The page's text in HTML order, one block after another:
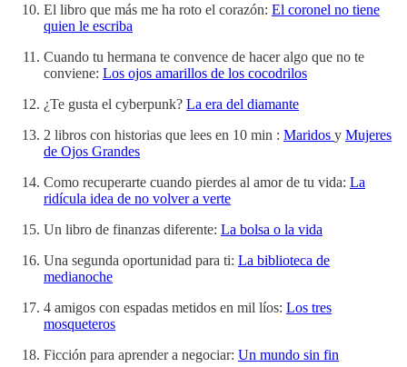
El libro que más me ha roto el corazón: El coronel no tiene
quien le escriba
Cuando tu hermana te convence de hacer algo que no te
conviene: Los ojos amarillos de los cocodrilos
¿Te gusta el cyberpunk? La era del diamante
2 libros con historias que lees en 10 min : Maridos y Mujeres
de Ojos Grandes
Como recuperarte cuando pierdes al amor de tu vida: La
ridícula idea de no volver a verte
Un libro de finanzas diferente: La bolsa o la vida
Una segunda oportunidad para ti: La biblioteca de
medianoche
4 amigos con espadas metidos en mil líos: Los tres
mosqueteros
Ficción para aprender a negociar: Un mundo sin fin